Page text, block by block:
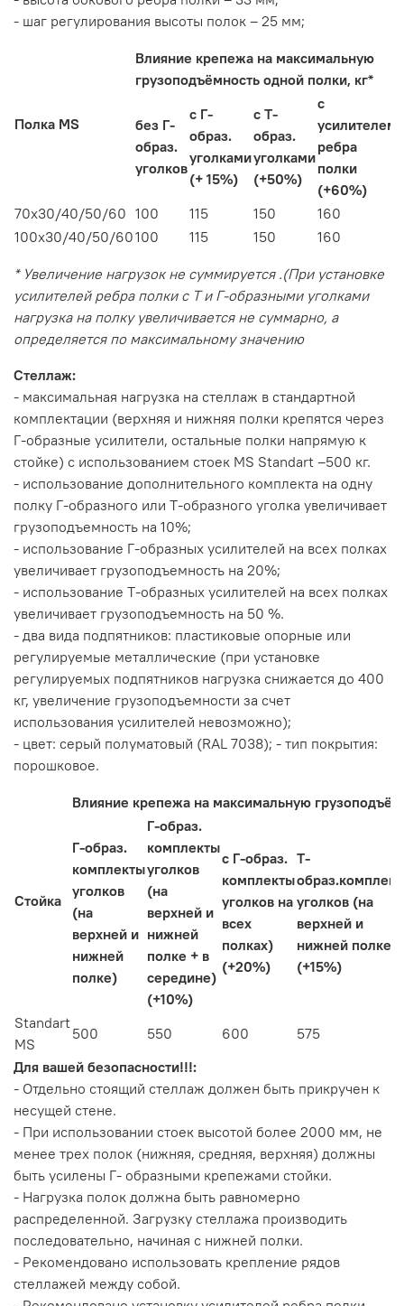
- шаг регулирования высоты полок – 25 мм;
Полка MS
Влияние крепежа на максимальную
грузоподъёмность одной полки, кг*
без Г-
образ.
уголков
с Г-
образ.
уголками
(+ 15%)
с Т-
образ.
уголками
(+50%)
с
усилителем
ребра
полки
(+60%)
70х30/40/50/60 100 115 150
160
100х30/40/50/60100 115 150 160
* Увеличение нагрузок не суммируется .(При установке
усилителей ребра полки с Т и Г-образными уголками
нагрузка на полку увеличивается не суммарно, а
определяется по максимальному значению
Стеллаж:
- максимальная нагрузка на стеллаж в стандартной
комплектации (верхняя и нижняя полки крепятся через
Г-образные усилители, остальные полки напрямую к
стойке) с использованием стоек MS Standart –500 кг.
- использование дополнительного комплекта на одну
полку Г-образного или Т-образного уголка увеличивает
грузоподъемность на 10%;
- использование Г-образных усилителей на всех полках
увеличивает грузоподъемность на 20%;
- использование Т-образных усилителей на всех полках
увеличивает грузоподъемность на 50 %.
- два вида подпятников: пластиковые опорные или
регулируемые металлические (при установке
регулируемых подпятников нагрузка снижается до 400
кг, увеличение грузоподъемности за счет
использования усилителей невозможно);
- цвет: серый полуматовый (RAL 7038); - тип покрытия:
порошковое.
Стойка
Влияние крепежа на максимальную
Г-образ.
комплекты
уголков
(на
верхней и
нижней
полке)
Г-образ.
комплекты
уголков
(на
верхней и
нижней
полке + в
середине)
(+10%)
с Г-образ.
комплекты
уголков на
всех
полках)
(+20%)
Т-
уголков (на
верхней и
нижней полке)
(+15%)
Standart
MS
500 550 600
575
Для вашей безопасности!!!:
- Отдельно стоящий стеллаж должен быть прикручен к
несущей стене.
- При использовании стоек высотой более 2000 мм, не
менее трех полок (нижняя, средняя, верхняя) должны
быть усилены Г- образными крепежами стойки.
- Нагрузка полок должна быть равномерно
распределенной. Загрузку стеллажа производить
последовательно, начиная с нижней полки.
- Рекомендовано использовать крепление рядов
стеллажей между собой.